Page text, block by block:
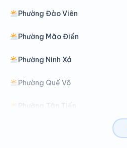
Phường Đào Viên
Phường Mão Điền
Phường Ninh Xá
Phường Quế Võ
Phường Tân Tiến